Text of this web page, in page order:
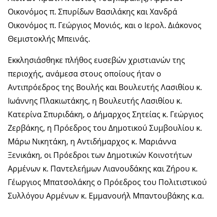
Οικονόμος π. Σπυρίδων Βασιλάκης και Χανδρά
Οικονόμος π. Γεώργιος Μονιός, και ο Ιερολ. Διάκονος
Θεμιστοκλής Μπεινάς.
Εκκλησιάσθηκε πλήθος ευσεβών χριστιανών της
περιοχής, ανάμεσα στους οποίους ήταν ο
Αντιπρόεδρος της Βουλής και Βουλευτής Λασιθίου κ.
Ιωάννης Πλακιωτάκης, η Βουλευτής Λασιθίου κ.
Κατερίνα Σπυριδάκη, ο Δήμαρχος Σητείας κ. Γεώργιος
Ζερβάκης, η Πρόεδρος του Δημοτικού Συμβουλίου κ.
Μάρω Νικητάκη, η Αντιδήμαρχος κ. Μαριάννα
Ξενικάκη, οι Πρόεδροι των Δημοτικών Κοινοτήτων
Αρμένων κ. Παντελεήμων Λιανουδάκης και Ζήρου κ.
Γέωργιος Μπατσολάκης ο Πρόεδρος του Πολιτιστικού
Συλλόγου Αρμένων κ. Εμμανουήλ Μπαντουβάκης κ.α.